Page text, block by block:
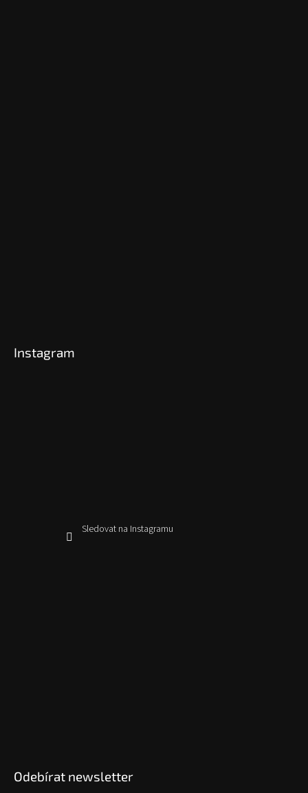
Instagram
Sledovat na Instagramu
Odebírat newsletter